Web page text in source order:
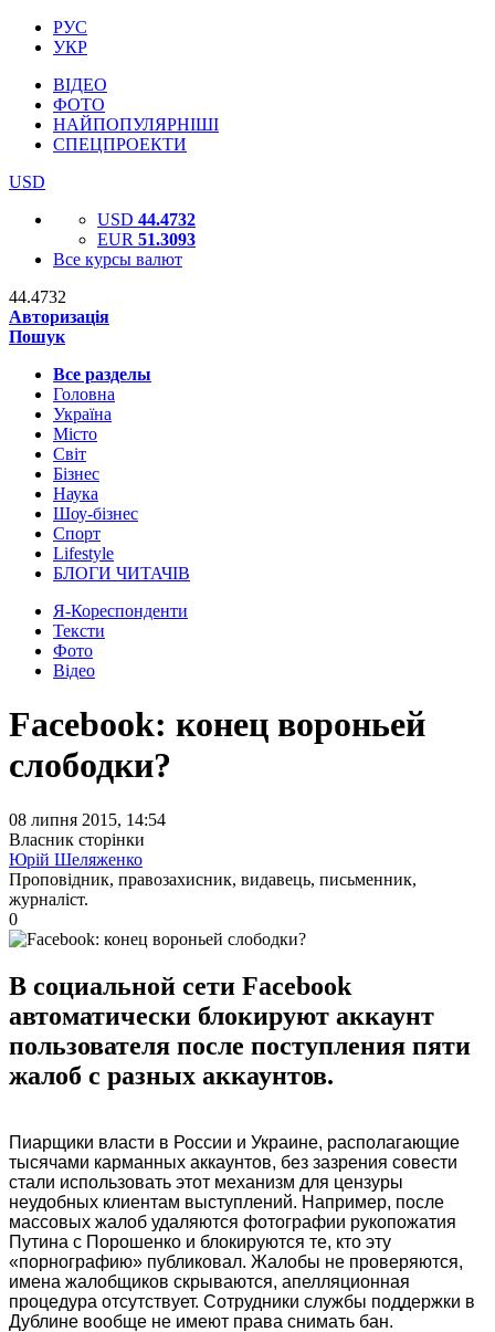
РУС
УКР
ВІДЕО
ФОТО
НАЙПОПУЛЯРНІШІ
СПЕЦПРОЕКТИ
USD
USD 44.4732
EUR 51.3093
Все курсы валют
44.4732
Авторизація
Пошук
Все разделы
Головна
Україна
Місто
Світ
Бізнес
Наука
Шоу-бізнес
Спорт
Lifestyle
БЛОГИ ЧИТАЧІВ
Я-Кореспонденти
Тексти
Фото
Відео
Facebook: конец вороньей
слободки?
08 липня 2015, 14:54
Власник сторінки
Юрій Шеляженко
Проповідник, правозахисник, видавець, письменник,
журналіст.
0
В социальной сети Facebook
автоматически блокируют аккаунт
пользователя после поступления пяти
жалоб с разных аккаунтов.
Пиарщики власти в России и Украине, располагающие
тысячами карманных аккаунтов, без зазрения совести
стали использовать этот механизм для цензуры
неудобных клиентам выступлений. Например, после
массовых жалоб удаляются фотографии рукопожатия
Путина с Порошенко и блокируются те, кто эту
«порнографию» публиковал. Жалобы не проверяются,
имена жалобщиков скрываются, апелляционная
процедура отсутствует. Сотрудники службы поддержки в
Дублине вообще не имеют права снимать бан.